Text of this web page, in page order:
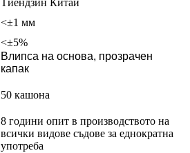
Тиендзин Китай
<±1 мм
<±5%
Bлипса на основа, прозрачен
капак
50 кашона
8 години опит в производството на
всички видове съдове за еднократна
употреба